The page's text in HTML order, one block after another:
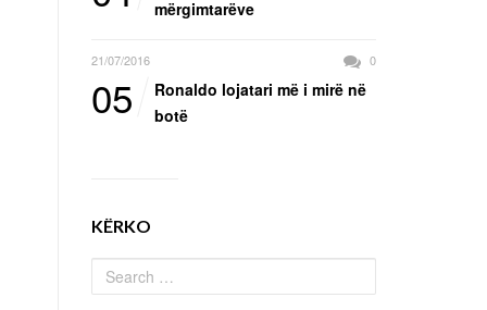
mërgimtarëve
21/07/2016 0
05
Ronaldo lojatari më i mirë në
botë
KËRKO